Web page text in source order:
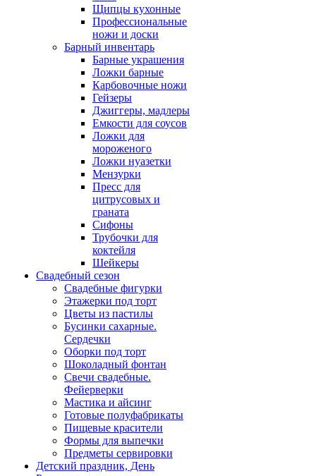
Щипцы кухонные
Профессиональные
ножи и доски
Барный инвентарь
Барные украшения
Ложки барные
Карбовочные ножи
Гейзеры
Джиггеры, мадлеры
Емкости для соусов
Ложки для
мороженого
Ложки нуазетки
Мензурки
Пресс для
цитрусовых и
граната
Сифоны
Трубочки для
коктейля
Шейкеры
Свадебный сезон
Свадебные фигурки
Этажерки под торт
Цветы из пастилы
Бусинки сахарные.
Сердечки
Оборки под торт
Шоколадный фонтан
Свечи свадебные.
Фейерверки
Мастика и айсинг
Готовые полуфабрикаты
Пищевые красители
Формы для выпечки
Предметы сервировки
Детский праздник, День